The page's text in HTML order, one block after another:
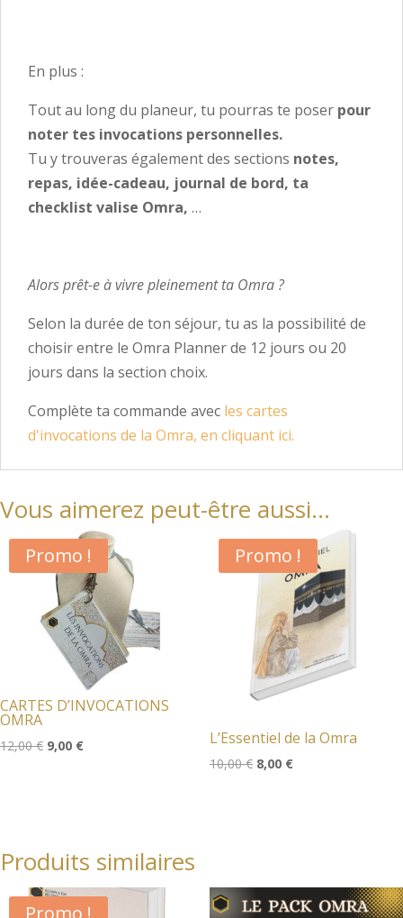
En plus :
Tout au long du planeur, tu pourras te poser pour
noter tes invocations personnelles.
Tu y trouveras également des sections notes,
repas, idée-cadeau, journal de bord, ta
checklist valise Omra, …
Alors prêt-e à vivre pleinement ta Omra ?
Selon la durée de ton séjour, tu as la possibilité de
choisir entre le Omra Planner de 12 jours ou 20
jours dans la section choix.
Complète ta commande avec les cartes
d'invocations de la Omra, en cliquant ici.
Vous aimerez peut-être aussi…
Promo !
CARTES D’INVOCATIONS
OMRA
12,00€ Le
9,00 €Le
Promo !
L’Essentiel de la Omra
10,00€ Le
8,00 €Le
Produits similaires
Promo !